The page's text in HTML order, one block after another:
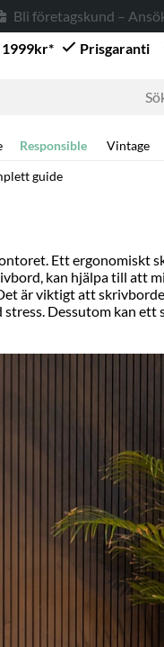
företagskund – Ansök
Prisgaranti
Responsible Vintage
guide
Ett ergonomiskt
kan hjälpa till att
är viktigt att
Dessutom kan